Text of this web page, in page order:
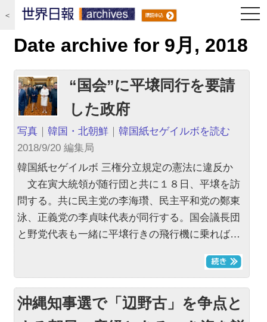
＜
Date archive for 9月, 2018
“国会”に平壌同行を要請
した政府
写真 ｜韓国・北朝鮮 ｜韓国紙セゲイルボを読む
2018/9/20 編集局
韓国紙セゲイルボ 三権分立規定の憲法に違反か
文在寅大統領が随行団と共に１８日、平壌を訪
問する。共に民主党の李海瓚、民主平和党の鄭東
泳、正義党の李貞味代表が同行する。国会議長団
と野党代表も一緒に平壌行きの飛行機に乗れば…
沖縄知事選で「辺野古」を争点と